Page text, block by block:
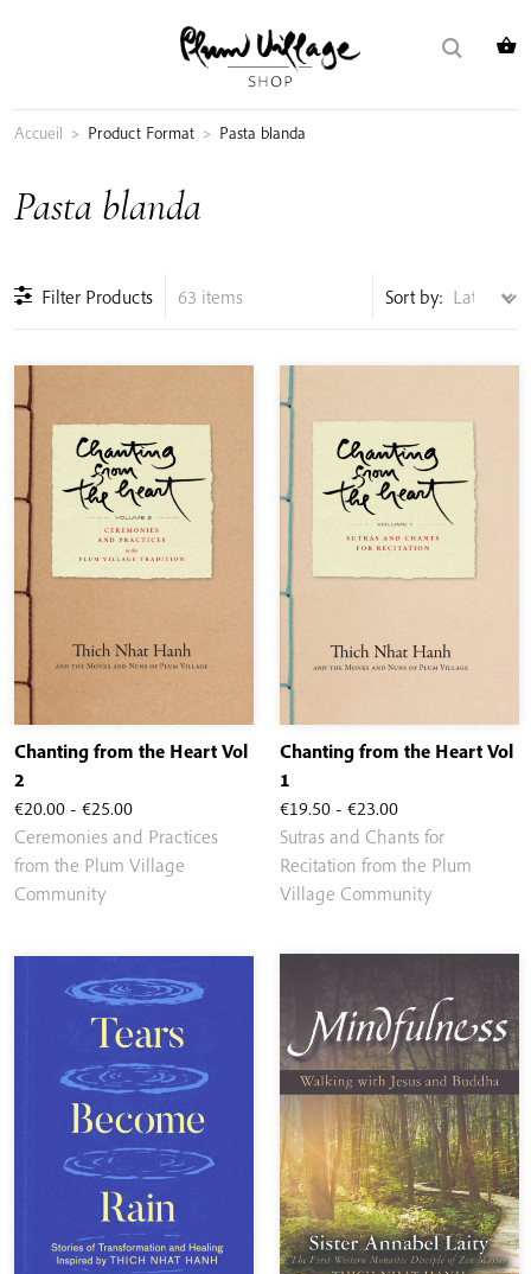
Accueil > Product Format > Pasta blanda
Pasta blanda
Filter Products 63 items Sort by:
€20.00 - €25.00Rango
de
precios:
€25.00
Chanting from the Heart Vol
2
Ceremonies and Practices
from the Plum Village
Community
€19.50 - €23.00Rango
de
precios:
desde
hasta
Chanting from the Heart Vol
1
Sutras and Chants for
Recitation from the Plum
Village Community